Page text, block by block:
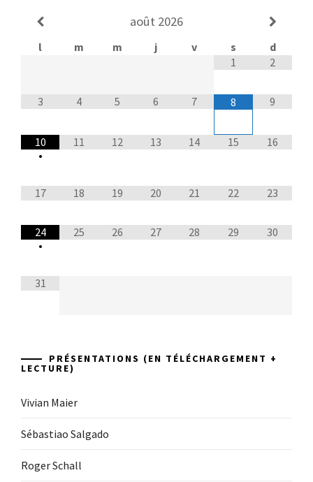
août 2026
l m m j v s
d
1
2
3 4 5 6 7 8 9
10
•
11 12 13 14 15 16
17 18 19 20 21 22 23
24
•
25 26 27 28 29 30
31
PRÉSENTATIONS (EN TÉLÉCHARGEMENT +
LECTURE)
Vivian Maier
Sébastiao Salgado
Roger Schall